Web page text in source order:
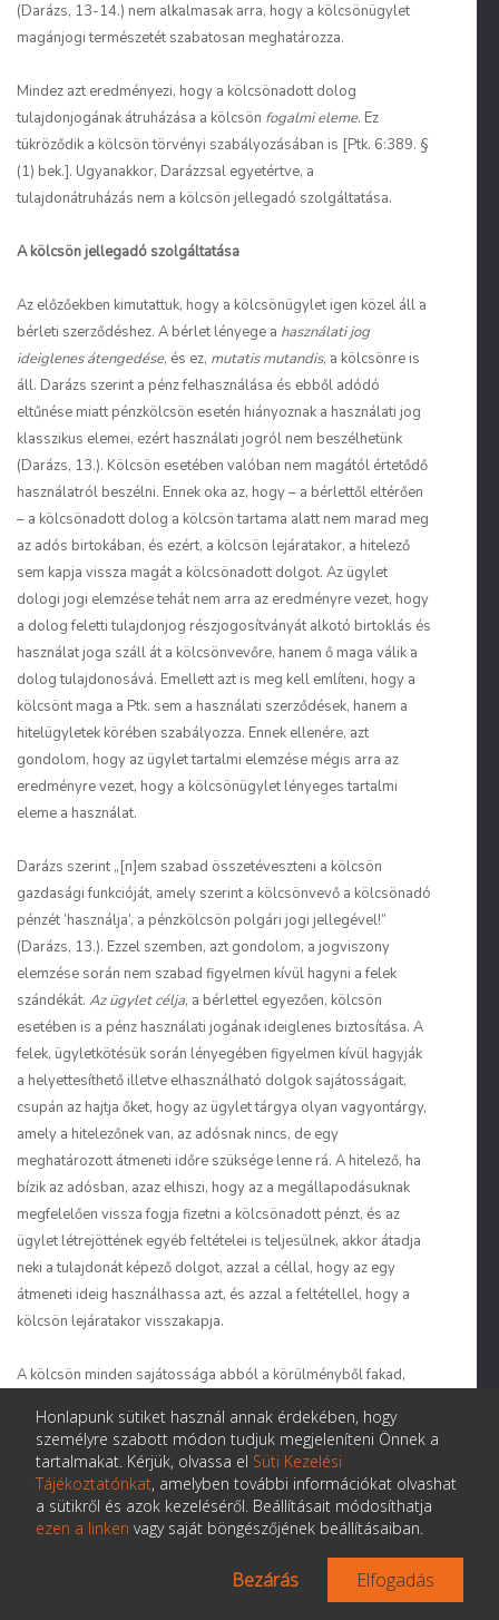
(Darázs, 13-14.) nem alkalmasak arra, hogy a kölcsönügylet
magánjogi természetét szabatosan meghatározza.
Mindez azt eredményezi, hogy a kölcsönadott dolog
tulajdonjogának átruházása a kölcsön fogalmi eleme. Ez
tükröződik a kölcsön törvényi szabályozásában is [Ptk. 6:389. §
(1) bek.]. Ugyanakkor, Darázzsal egyetértve, a
tulajdonátruházás nem a kölcsön jellegadó szolgáltatása.
A kölcsön jellegadó szolgáltatása
Az előzőekben kimutattuk, hogy a kölcsönügylet igen közel áll a
bérleti szerződéshez. A bérlet lényege a használati jog
ideiglenes átengedése, és ez, mutatis mutandis, a kölcsönre is
áll. Darázs szerint a pénz felhasználása és ebből adódó
eltűnése miatt pénzkölcsön esetén hiányoznak a használati jog
klasszikus elemei, ezért használati jogról nem beszélhetünk
(Darázs, 13.). Kölcsön esetében valóban nem magától értetődő
használatról beszélni. Ennek oka az, hogy – a bérlettől eltérően
– a kölcsönadott dolog a kölcsön tartama alatt nem marad meg
az adós birtokában, és ezért, a kölcsön lejáratakor, a hitelező
sem kapja vissza magát a kölcsönadott dolgot. Az ügylet
dologi jogi elemzése tehát nem arra az eredményre vezet, hogy
a dolog feletti tulajdonjog részjogosítványát alkotó birtoklás és
használat joga száll át a kölcsönvevőre, hanem ő maga válik a
dolog tulajdonosává. Emellett azt is meg kell említeni, hogy a
kölcsönt maga a Ptk. sem a használati szerződések, hanem a
hitelügyletek körében szabályozza. Ennek ellenére, azt
gondolom, hogy az ügylet tartalmi elemzése mégis arra az
eredményre vezet, hogy a kölcsönügylet lényeges tartalmi
eleme a használat.
Darázs szerint „[n]em szabad összetéveszteni a kölcsön
gazdasági funkcióját, amely szerint a kölcsönvevő a kölcsönadó
pénzét ’használja’, a pénzkölcsön polgári jogi jellegével!”
(Darázs, 13.). Ezzel szemben, azt gondolom, a jogviszony
elemzése során nem szabad figyelmen kívül hagyni a felek
szándékát. Az ügylet célja, a bérlettel egyezően, kölcsön
esetében is a pénz használati jogának ideiglenes biztosítása. A
felek, ügyletkötésük során lényegében figyelmen kívül hagyják
a helyettesíthető illetve elhasználható dolgok sajátosságait,
csupán az hajtja őket, hogy az ügylet tárgya olyan vagyontárgy,
amely a hitelezőnek van, az adósnak nincs, de egy
meghatározott átmeneti időre szüksége lenne rá. A hitelező, ha
bízik az adósban, azaz elhiszi, hogy az a megállapodásuknak
megfelelően vissza fogja fizetni a kölcsönadott pénzt, és az
ügylet létrejöttének egyéb feltételei is teljesülnek, akkor átadja
neki a tulajdonát képező dolgot, azzal a céllal, hogy az egy
átmeneti ideig használhassa azt, és azzal a feltétellel, hogy a
kölcsön lejáratakor visszakapja.
A kölcsön minden sajátossága abból a körülményből fakad,
körülmény a felek számára közömbös, ügyleti céljukat nem
befolyásolja, azonban jelentősen kihat az ügylet jogi
minősítésére. Amint fentebb erről már szó volt, a pénz és más
elhasználható dolgok esetében a használat a tárgyának
elenyészésével vagy legalábbis elidegenítéséveljár. Ez az
rendeltetésszerű
elhasználásukban, elfogyasztásukban illetve
Honlapunk sütiket használ annak érdekében, hogy
személyre szabott módon tudjuk megjeleníteni Önnek a
tartalmakat. Kérjük, olvassa el Süti Kezelési
Tájékoztatónkat, amelyben további információkat olvashat
a sütikről és azok kezeléséről. Beállításait módosíthatja
ezen a linken vagy saját böngészőjének beállításaiban.
Bezárás Elfogadás